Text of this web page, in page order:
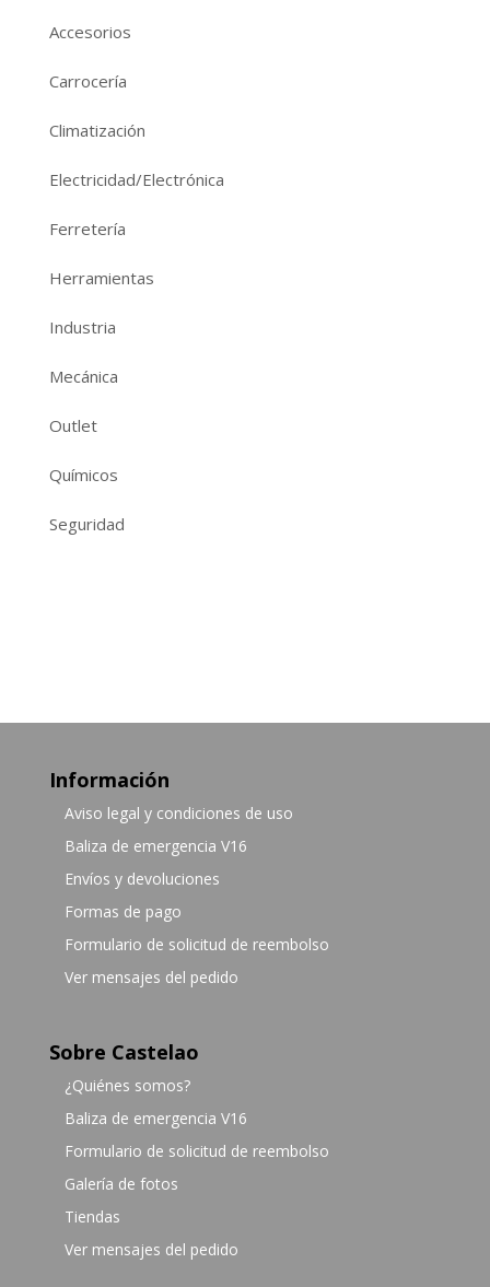
Accesorios
Carrocería
Climatización
Electricidad/Electrónica
Ferretería
Herramientas
Industria
Mecánica
Outlet
Químicos
Seguridad
Información
Aviso legal y condiciones de uso
Baliza de emergencia V16
Envíos y devoluciones
Formas de pago
Formulario de solicitud de reembolso
Ver mensajes del pedido
Sobre Castelao
¿Quiénes somos?
Baliza de emergencia V16
Formulario de solicitud de reembolso
Galería de fotos
Tiendas
Ver mensajes del pedido